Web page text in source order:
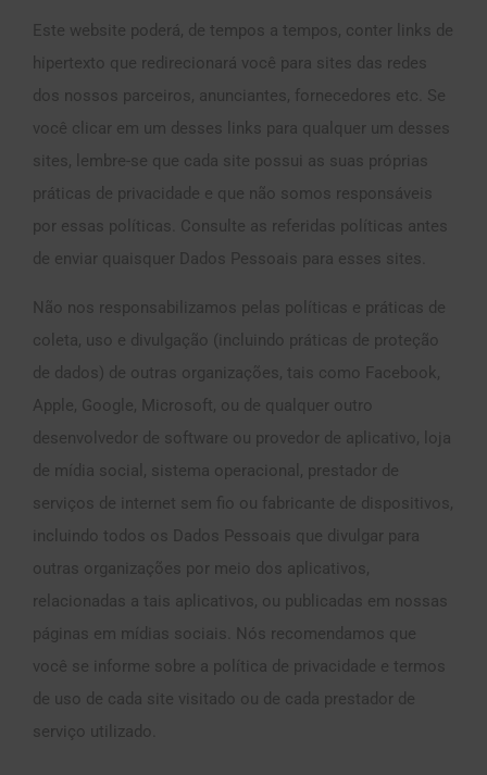
Este website poderá, de tempos a tempos, conter links de
hipertexto que redirecionará você para sites das redes
dos nossos parceiros, anunciantes, fornecedores etc. Se
você clicar em um desses links para qualquer um desses
sites, lembre-se que cada site possui as suas próprias
práticas de privacidade e que não somos responsáveis
por essas políticas. Consulte as referidas políticas antes
de enviar quaisquer Dados Pessoais para esses sites.
Não nos responsabilizamos pelas políticas e práticas de
coleta, uso e divulgação (incluindo práticas de proteção
de dados) de outras organizações, tais como Facebook,
Apple, Google, Microsoft, ou de qualquer outro
desenvolvedor de software ou provedor de aplicativo, loja
de mídia social, sistema operacional, prestador de
serviços de internet sem fio ou fabricante de dispositivos,
incluindo todos os Dados Pessoais que divulgar para
outras organizações por meio dos aplicativos,
relacionadas a tais aplicativos, ou publicadas em nossas
páginas em mídias sociais. Nós recomendamos que
você se informe sobre a política de privacidade e termos
de uso de cada site visitado ou de cada prestador de
serviço utilizado.